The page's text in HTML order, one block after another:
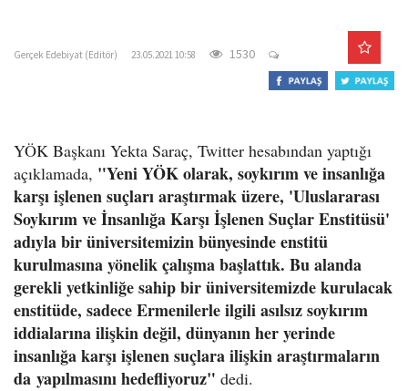
Gerçek Edebiyat (Editör) 23.05.2021 10:58 1530
YÖK Başkanı Yekta Saraç, Twitter hesabından yaptığı
açıklamada, "Yeni YÖK olarak, soykırım ve insanlığa
karşı işlenen suçları araştırmak üzere, 'Uluslararası
Soykırım ve İnsanlığa Karşı İşlenen Suçlar Enstitüsü'
adıyla bir üniversitemizin bünyesinde enstitü
kurulmasına yönelik çalışma başlattık. Bu alanda
gerekli yetkinliğe sahip bir üniversitemizde kurulacak
enstitüde, sadece Ermenilerle ilgili asılsız soykırım
iddialarına ilişkin değil, dünyanın her yerinde
insanlığa karşı işlenen suçlara ilişkin araştırmaların
da yapılmasını hedefliyoruz" dedi.